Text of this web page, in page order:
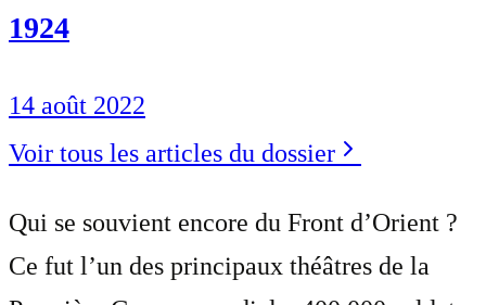
1924
14 août 2022
Voir tous les articles du dossier
Qui se souvient encore du Front d’Orient ?
Ce fut l’un des principaux théâtres de la